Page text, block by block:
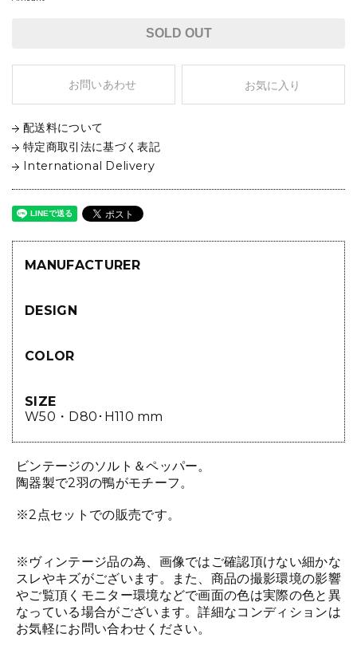
SOLD OUT
お問いあわせ お気に入り
配送料について
特定商取引法に基づく表記
International Delivery
MANUFACTURER
DESIGN
COLOR
SIZE
W50・D80･H110 mm
ビンテージのソルト＆ペッパー。
陶器製で2羽の鴨がモチーフ。
※2点セットでの販売です。
※ヴィンテージ品の為、画像ではご確認頂けない細かな
スレやキズがございます。また、商品の撮影環境の影響
やご覧頂くモニター環境などで画面の色は実際の色と異
なっている場合がございます。詳細なコンディションは
お気軽にお問い合わせください。